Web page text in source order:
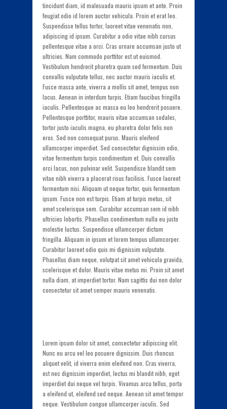
tincidunt diam, id malesuada mauris ipsum et ante. Proin
feugiat odio id lorem auctor vehicula. Proin et erat leo.
Suspendisse tellus tortor, laoreet vitae venenatis non,
adipiscing id ipsum. Curabitur a odio vitae nibh cursus
pellentesque vitae a orci. Cras ornare accumsan justo ut
ultricies. Nam commodo porttitor est ut euismod.
Vestibulum hendrerit pharetra quam sed fermentum. Duis
convallis vulputate tellus, nec auctor mauris iaculis et.
Fusce massa ante, viverra a mollis sit amet, tempus non
lacus. Aenean in interdum turpis. Etiam faucibus fringilla
iaculis. Pellentesque ac massa eu leo hendrerit posuere.
Pellentesque porttitor, mauris vitae accumsan sodales,
tortor justo iaculis magna, eu pharetra dolor felis non
eros. Sed non consequat purus. Mauris eleifend
ullamcorper imperdiet. Sed consectetur dignissim odio,
vitae fermentum turpis condimentum et. Duis convallis
orci lacus, non pulvinar velit. Suspendisse blandit sem
vitae nibh viverra a placerat risus facilisis. Fusce laoreet
fermentum nisi. Aliquam ut neque tortor, quis fermentum
ipsum. Fusce non est turpis. Etiam at turpis metus, sit
amet scelerisque sem. Curabitur accumsan sem id nibh
ultricies lobortis. Phasellus condimentum nulla eu justo
molestie luctus. Suspendisse ullamcorper dictum
fringilla. Aliquam in ipsum et lorem tempus ullamcorper.
Curabitur laoreet odio quis mi dignissim vulputate.
Phasellus diam neque, volutpat sit amet vehicula gravida,
scelerisque et dolor. Mauris vitae metus mi. Proin sit amet
nulla diam, at imperdiet tortor. Nam sagittis dui non dolor
consectetur sit amet semper mauris venenatis.
Lorem ipsum dolor sit amet, consectetur adipiscing elit.
Nunc eu arcu vel leo posuere dignissim. Duis rhoncus
aliquet velit, id viverra enim eleifend non. Cras viverra,
est nec dignissim imperdiet, lectus mi blandit nibh, eget
imperdiet dui neque vel turpis. Vivamus arcu tellus, porta
a eleifend ut, eleifend sed neque. Aenean sit amet tempor
neque. Vestibulum congue ullamcorper iaculis. Sed